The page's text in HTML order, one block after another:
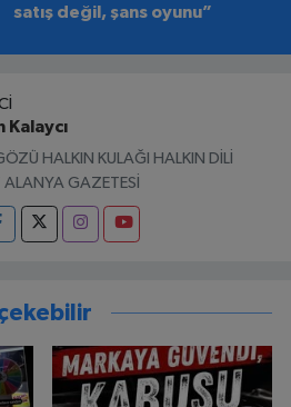
satış değil, şans oyunu”
Kalaycı
HALKIN KULAĞI HALKIN DİLİ
GAZETESİ